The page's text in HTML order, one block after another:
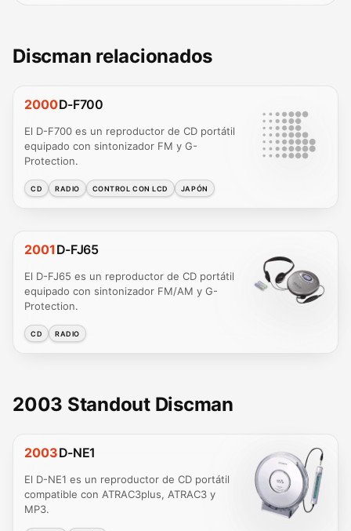
Discman relacionados
2000D-F700
El D-F700 es un reproductor de CD portátil
equipado con sintonizador FM y G-
Protection.
CD RADIO CONTROL CON LCD JAPÓN
2001 D-FJ65
El D-FJ65 es un reproductor de CD portátil
equipado con sintonizador FM/AM y G-
Protection.
CD RADIO
2003 Standout Discman
2003D-NE1
El D-NE1 es un reproductor de CD portátil
compatible con ATRAC3plus, ATRAC3 y
MP3.